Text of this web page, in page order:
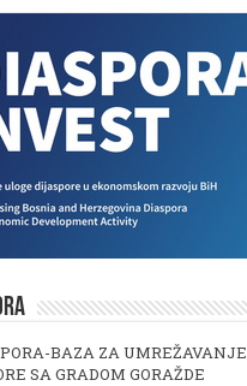
BAZA ZA UMREŽAVANJE
SA GRADOM GORAŽDE